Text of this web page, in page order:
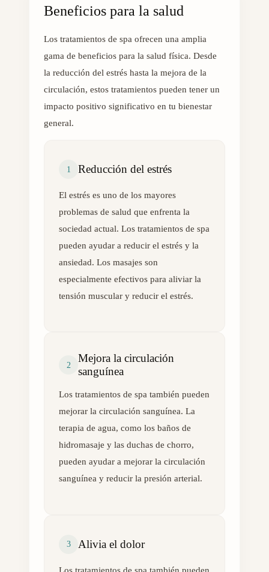
Beneficios para la salud
Los tratamientos de spa ofrecen una amplia
gama de beneficios para la salud física. Desde
la reducción del estrés hasta la mejora de la
circulación, estos tratamientos pueden tener un
impacto positivo significativo en tu bienestar
general.
1 Reducción del estrés
El estrés es uno de los mayores
problemas de salud que enfrenta la
sociedad actual. Los tratamientos de spa
pueden ayudar a reducir el estrés y la
ansiedad. Los masajes son
especialmente efectivos para aliviar la
tensión muscular y reducir el estrés.
2
Mejora la circulación
sanguínea
Los tratamientos de spa también pueden
mejorar la circulación sanguínea. La
terapia de agua, como los baños de
hidromasaje y las duchas de chorro,
pueden ayudar a mejorar la circulación
sanguínea y reducir la presión arterial.
3 Alivia el dolor
Los tratamientos de spa también pueden